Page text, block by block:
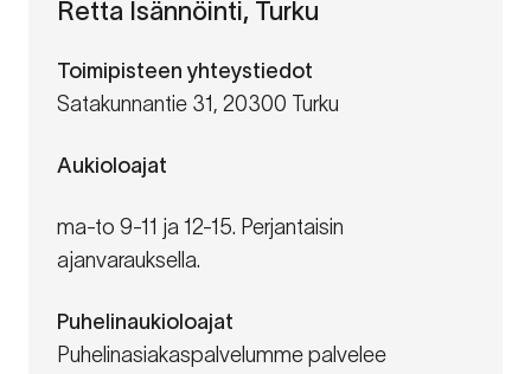
Retta Isännöinti, Turku
Toimipisteen yhteystiedot
Satakunnantie 31, 20300 Turku
Aukioloajat
ma-to 9-11 ja 12-15. Perjantaisin
ajanvarauksella.
Puhelinaukioloajat
Puhelinasiakaspalvelumme palvelee